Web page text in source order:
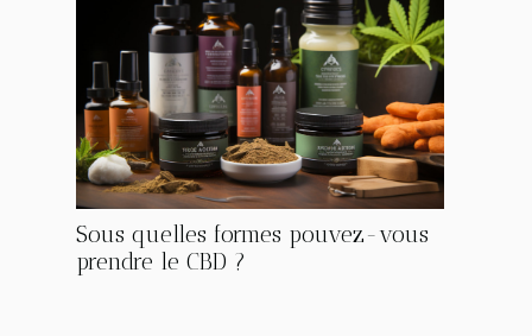
Sous quelles formes pouvez-vous
prendre le CBD ?